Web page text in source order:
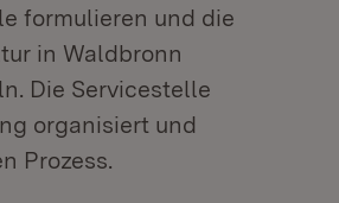
formulieren und die
in Waldbronn
Die Servicestelle
organisiert und
Prozess.